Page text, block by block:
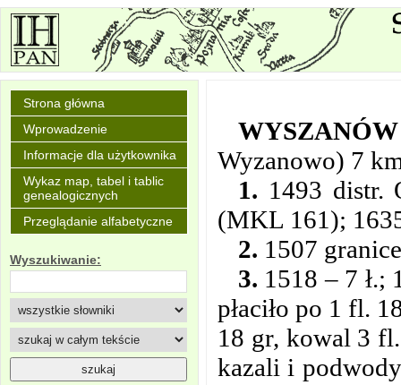
Strona główna
Wprowadzenie
Informacje dla użytkownika
Wykaz map, tabel i tablic
genealogicznych
Przeglądanie alfabetyczne
Wyszukiwanie:
WYSZANÓW
Wyzanowo) 7
1. 1493 distr.
(MKL 161);
2. 1507
3. 1518 – 7 ł.;
płaciło po 1 fl.
18 gr, kowal 3
kazali i